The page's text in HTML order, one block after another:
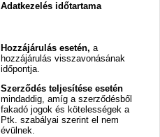
Adatkezelés időtartama
Hozzájárulás esetén, a
hozzájárulás visszavonásának
időpontja.
Szerződés teljesítése esetén
mindaddig, amíg a szerződésből
fakadó jogok és kötelességek a
Ptk. szabályai szerint el nem
évülnek.